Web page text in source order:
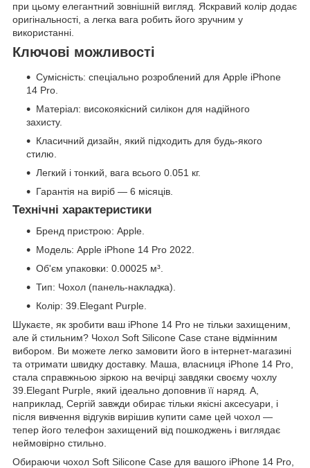
при цьому елегантний зовнішній вигляд. Яскравий колір додає
оригінальності, а легка вага робить його зручним у
використанні.
Ключові можливості
Сумісність: спеціально розроблений для Apple iPhone
14 Pro.
Матеріал: високоякісний силікон для надійного
захисту.
Класичний дизайн, який підходить для будь-якого
стилю.
Легкий і тонкий, вага всього 0.051 кг.
Гарантія на виріб — 6 місяців.
Технічні характеристики
Бренд пристрою: Apple.
Модель: Apple iPhone 14 Pro 2022.
Об'єм упаковки: 0.00025 м³.
Тип: Чохол (панель-накладка).
Колір: 39.Elegant Purple.
Шукаєте, як зробити ваш iPhone 14 Pro не тільки захищеним,
але й стильним? Чохол Soft Silicone Case стане відмінним
вибором. Ви можете легко замовити його в інтернет-магазині
та отримати швидку доставку. Маша, власниця iPhone 14 Pro,
стала справжньою зіркою на вечірці завдяки своєму чохлу
39.Elegant Purple, який ідеально доповнив її наряд. А,
наприклад, Сергій завжди обирає тільки якісні аксесуари, і
після вивчення відгуків вирішив купити саме цей чохол —
тепер його телефон захищений від пошкоджень і виглядає
неймовірно стильно.
Обираючи чохол Soft Silicone Case для вашого iPhone 14 Pro,